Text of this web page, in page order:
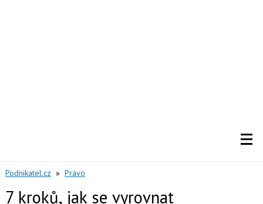
Podnikatel.cz » Právo
7 kroků, jak se vyrovnat